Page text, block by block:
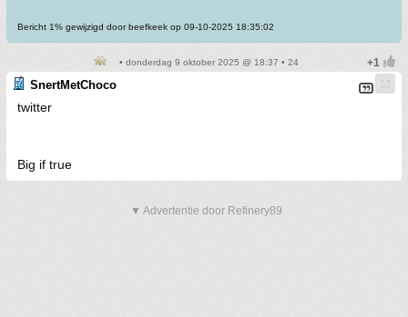
Bericht 1% gewijzigd door beefkeek op 09-10-2025 18:35:02
• donderdag 9 oktober 2025 @ 18:37 • 24
SnertMetChoco
twitter
Big if true
▼ Advertentie door Refinery89